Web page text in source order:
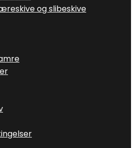
og slibeskive